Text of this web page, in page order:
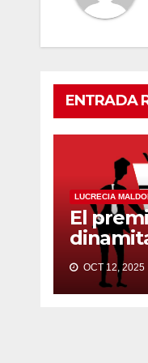
ENTRADA
LUCRECIA
El
OCT 12, 2025